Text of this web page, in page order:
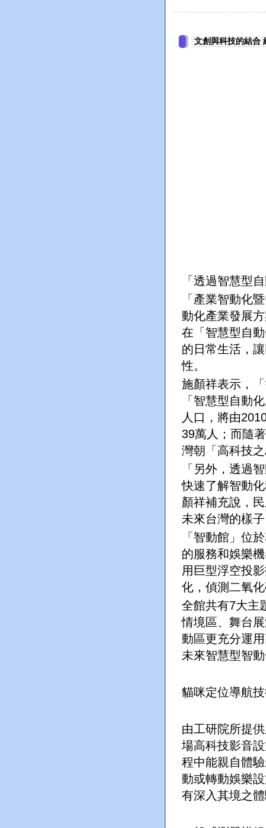
文創與科技的結合
「透過智慧型
「產業智動化
動化產業發展
在「智慧型自
的日常生活，
性。
施顏祥表示，
「智慧型自動
人口，將由
39萬人；而隨
灣朝「高科技
「另外，透過
快速了解智動
顏祥補充說，
未來台灣的樣
「智動館」位
的服務和娛樂
用巨型浮空投
化，偵測二氧
全館共有7大主
情境區、舞台
動區更充分運
未來智慧型智
貓咪定位導航
由工研院所提
場高科技影音
程中能親自體
動或轉動娛樂
有深入其境之